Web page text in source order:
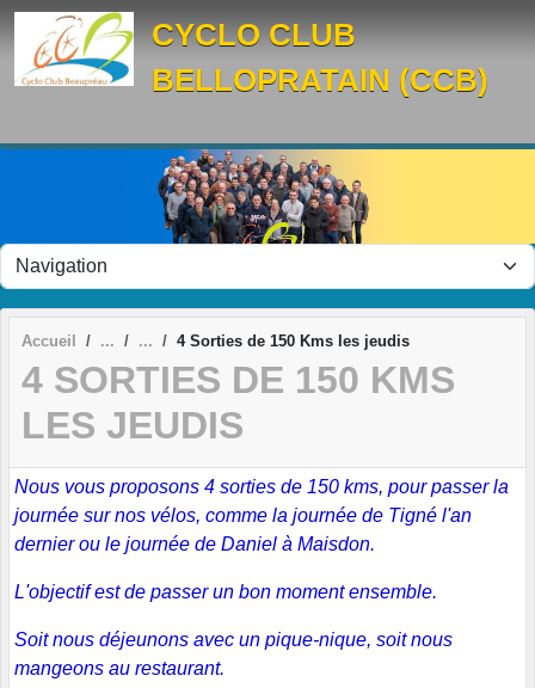
CYCLO CLUB
BELLOPRATAIN (CCB)
Accueil 4 Sorties de 150 Kms les jeudis
4 SORTIES DE 150 KMS
LES JEUDIS
Nous vous proposons 4 sorties de 150 kms, pour passer la
journée sur nos vélos, comme la journée de Tigné l'an
dernier ou le journée de Daniel à Maisdon.
L'objectif est de passer un bon moment ensemble.
Soit nous déjeunons avec un pique-nique, soit nous
mangeons au restaurant.
Panneau de gestion des cookies